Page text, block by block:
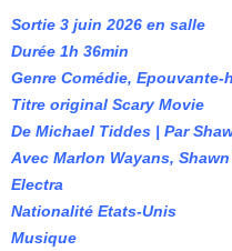
Sortie 3 juin 2026 en salle
Durée 1h 36min
Genre Comédie, Epouvante-
Titre original Scary Movie
De Michael Tiddes | Par
Avec Marlon Wayans,
Electra
Nationalité Etats-Unis
Musique